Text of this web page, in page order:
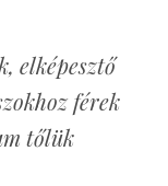
elképesztő
férek
tőlük